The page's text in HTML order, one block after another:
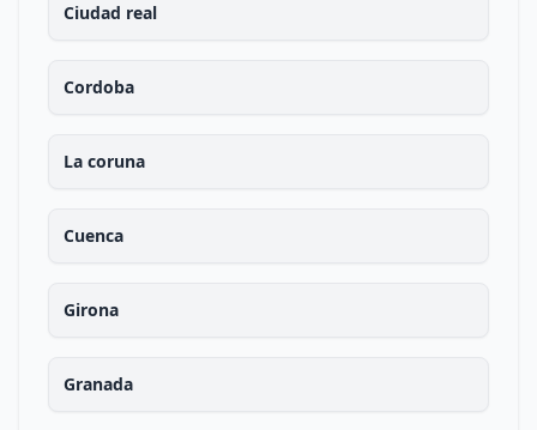
Ciudad real
Cordoba
La coruna
Cuenca
Girona
Granada